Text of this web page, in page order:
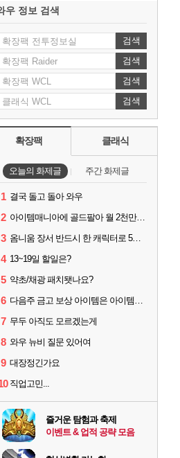
우 정보 검색
검색
검색
검색
검색
확장팩 클래식
오늘의 화제글 주간 화제글
1 결국 돌고 돌아 와우
2 아이템매니아에 골드팔아 월 2천만원 넘게 버는 인간 있던데
3 옴니움 장서 반드시 한 캐릭터로 5단계까지 밀어야 하나요?
4 13~19일 할일은?
5 약초/채광 패치됏나요?
6 다음주 금고 보상 아이템은 아이템강화 안되나요?
7 무두 아직도 모르겠는게
8 와우 뉴비 질문 있어여
9 대장정긴가요
직업고민...
즐거운 탐험과 축제
이벤트 & 업적 공략 모음